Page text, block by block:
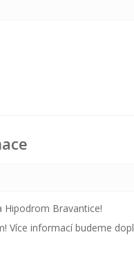
Hipodrom Bravantice!
Více informací budeme